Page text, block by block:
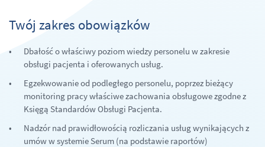
Twój zakres obowiązków
Dbałość o właściwy poziom wiedzy personelu w zakresie
obsługi pacjenta i oferowanych usług.
Egzekwowanie od podległego personelu, poprzez bieżący
monitoring pracy właściwe zachowania obsługowe zgodne z
Księgą Standardów Obsługi Pacjenta.
Nadzór nad prawidłowością rozliczania usług wynikających z
umów w systemie Serum (na podstawie raportów)